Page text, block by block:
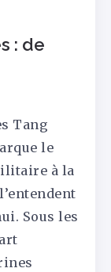
: de
Tang
le
à la
Sous les